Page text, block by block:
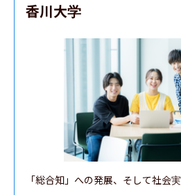
香川大学
「総合知」への発展、そして社会